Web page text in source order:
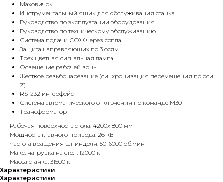
Маховичок
Инструментальный ящик для обслуживания станка
Руководство по эксплуатации оборудования.
Руководство по техническому обслуживанию.
Система подачи СОЖ через сопла
Защита направляющих по 3 осям
Трех цветная сигнальная лампа
Освещение рабочей зоны
Жесткое резьбонарезание (синхронизация перемещения по оси
Z)
RS-232 интерфейс
Система автоматического отключения по команде M30
Трансформатор
Рабочая поверхность стола: 4200х1800 мм
Мощность главного привода: 26 кВт
Частота вращения шпинделя: 50-6000 об.мин
Макс. нагрузка на стол: 12000 кг
Масса станка: 31500 кг
Характеристики
Характеристики